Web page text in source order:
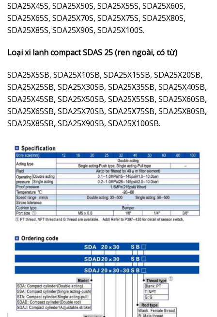
SDA25X45S, SDA25X50S, SDA25X55S, SDA25X60S,
SDA25X65S, SDA25X70S, SDA25X75S, SDA25X80S,
SDA25X85S, SDA25X90S, SDA25X100S.
Loại xi lanh compact SDAS 25 (ren ngoài, có từ)
SDA25X5SB, SDA25X10SB, SDA25X15SB, SDA25X20SB,
SDA25X25SB, SDA25X30SB, SDA25X35SB, SDA25X40SB,
SDA25X45SB, SDA25X50SB, SDA25X55SB, SDA25X60SB,
SDA25X65SB, SDA25X70SB, SDA25X75SB, SDA25X80SB,
SDA25X85SB, SDA25X90SB, SDA25X100SB.